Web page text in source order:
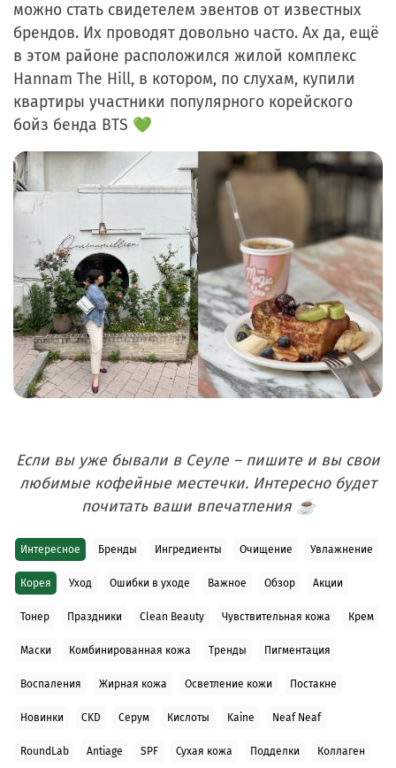
Интересное Бренды Ингредиенты Очищение Увлажнение
Корея Уход Ошибки в уходе Важное Обзор Акции
Тонер Праздники Clean Beauty Чувствительная кожа Крем
Маски Комбинированная кожа Тренды Пигментация
Воспаления Жирная кожа Осветление кожи Постакне
Новинки CKD Серум Кислоты Kaine Neaf Neaf
RoundLab Antiage SPF Сухая кожа Подделки Коллаген
можно стать свидетелем эвентов от известных
брендов. Их проводят довольно часто. Ах да, ещё
в этом районе расположился жилой комплекс
Hannam The Hill, в котором, по слухам, купили
квартиры участники популярного корейского
бойз бенда BTS 💚
Если вы уже бывали в Сеуле – пишите и вы свои
любимые кофейные местечки. Интересно будет
почитать ваши впечатления ☕